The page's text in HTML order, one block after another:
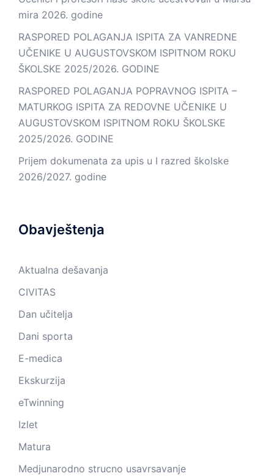
mira 2026. godine
RASPORED POLAGANJA ISPITA ZA VANREDNE
UČENIKE U AUGUSTOVSKOM ISPITNOM ROKU
ŠKOLSKE 2025/2026. GODINE
RASPORED POLAGANJA POPRAVNOG ISPITA –
MATURKOG ISPITA ZA REDOVNE UČENIKE U
AUGUSTOVSKOM ISPITNOM ROKU ŠKOLSKE
2025/2026. GODINE
Prijem dokumenata za upis u I razred školske
2026/2027. godine
Obavještenja
Aktualna dešavanja
CIVITAS
Dan učitelja
Dani sporta
E-medica
Ekskurzija
eTwinning
Izlet
Matura
Medjunarodno strucno usavrsavanje